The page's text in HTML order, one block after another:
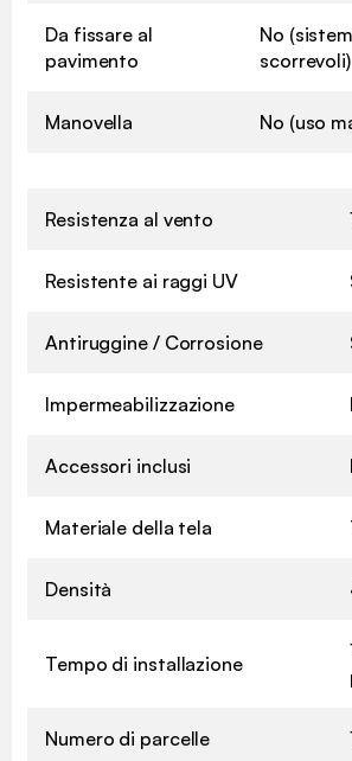
Da fissare al
pavimento
No
scorrevoli)
Manovella No (uso
Resistenza al vento
Resistente ai raggi UV
Antiruggine / Corrosione
Impermeabilizzazione
Accessori inclusi
Materiale della tela
Densità
Tempo di installazione
Numero di parcelle